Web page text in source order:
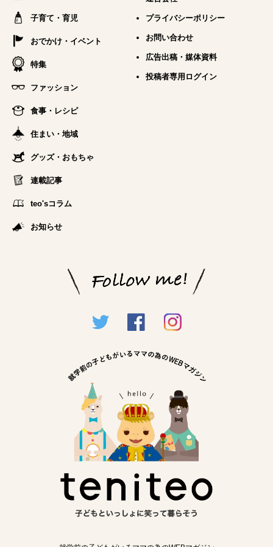
子育て・育児
おでかけ・イベント
特集
ファッション
食事・レシピ
住まい・地域
グッズ・おもちゃ
連載記事
teo'sコラム
お知らせ
プライバシーポリシー
お問い合わせ
広告出稿・媒体資料
投稿者専用ログイン